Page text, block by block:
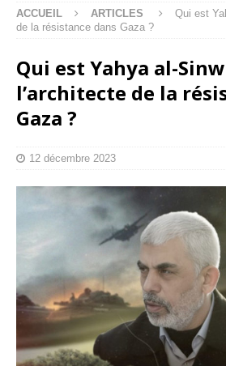
ACCUEIL ARTICLES
Qui est
de la résistance dans Gaza ?
Qui est Yahya al-
l’architecte de la
Gaza ?
12 décembre 2023